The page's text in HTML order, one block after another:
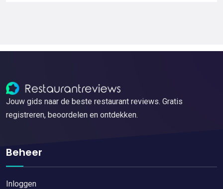
Jouw gids naar de beste restaurant reviews. Gratis
registreren, beoordelen en ontdekken.
Beheer
Inloggen